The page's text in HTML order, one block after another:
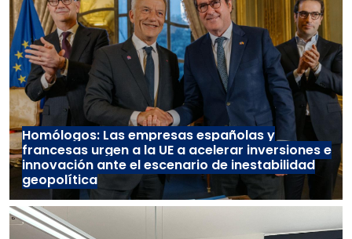
Homólogos: Las empresas españolas y
francesas urgen a la UE a acelerar inversiones e
innovación ante el escenario de inestabilidad
geopolítica